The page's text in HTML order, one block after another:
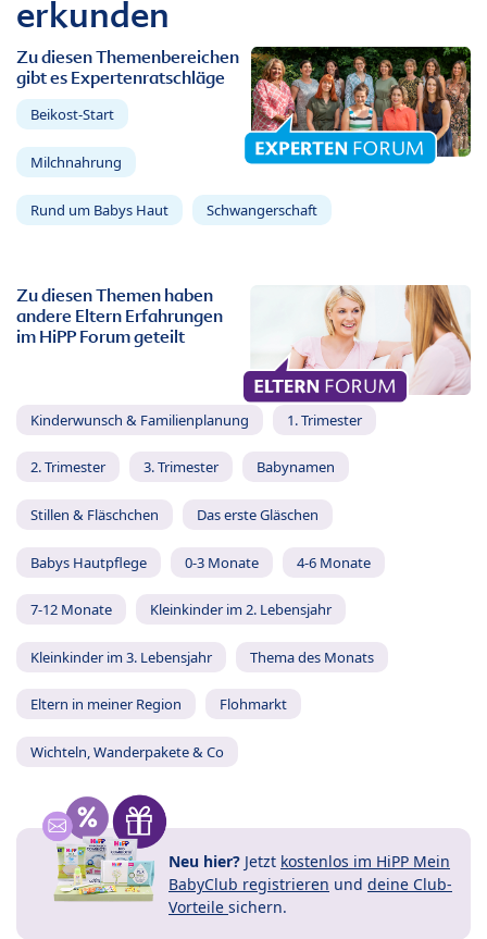
erkunden
Zu diesen Themenbereichen
gibt es Expertenratschläge
Beikost-Start
Milchnahrung
Rund um Babys Haut Schwangerschaft
Zu diesen Themen haben
andere Eltern Erfahrungen
im HiPP Forum geteilt
Kinderwunsch & Familienplanung 1. Trimester
2. Trimester 3. Trimester Babynamen
Stillen & Fläschchen Das erste Gläschen
Babys Hautpflege 0-3 Monate 4-6 Monate
7-12 Monate Kleinkinder im 2. Lebensjahr
Kleinkinder im 3. Lebensjahr Thema des Monats
Eltern in meiner Region Flohmarkt
Wichteln, Wanderpakete & Co
Neu hier? Jetzt kostenlos im HiPP Mein
BabyClub registrieren und deine Club-
Vorteile sichern.